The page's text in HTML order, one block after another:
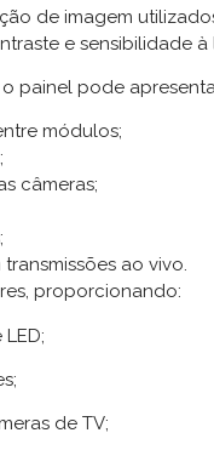
de imagem
e sensibilidade à
painel pode
módulos;
câmeras;
ao vivo.
proporcionando:
de TV;